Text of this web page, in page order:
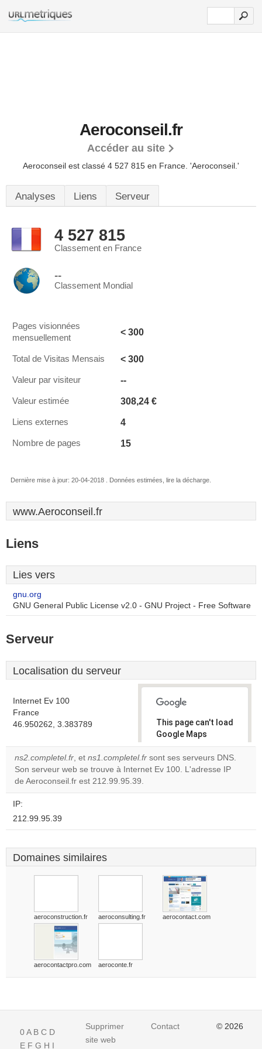
Aeroconseil.fr
Accéder au site
Aeroconseil est classé 4 527 815 en France. 'Aeroconseil.'
Analyses Liens Serveur
4 527 815
Classement en France
--
Classement Mondial
Pages visionnées
mensuellement
< 300
Total de Visitas Mensais < 300
Valeur par visiteur --
Valeur estimée 308,24 €
Liens externes 4
Nombre de pages 15
Dernière mise à jour: 20-04-2018 . Données estimées, lire la décharge.
www.Aeroconseil.fr
Liens
Lies vers
gnu.org
GNU General Public License v2.0 - GNU Project - Free Software
Serveur
Localisation du serveur
Internet Ev 100
France
46.950262, 3.383789
This page can't load
Google Maps
correctly.
Do you
ns2.completel.fr, et ns1.completel.fr sont ses serveurs DNS.
Son serveur web se trouve à Internet Ev 100. L'adresse IP
de Aeroconseil.fr est 212.99.95.39.
IP:
212.99.95.39
Domaines similaires
aeroconstruction.fr aeroconsulting.fr aerocontact.com
aerocontactpro.com aeroconte.fr
0A B C D
E F G H I
Supprimer
site web
Contact © 2026